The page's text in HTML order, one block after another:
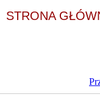
STRONA